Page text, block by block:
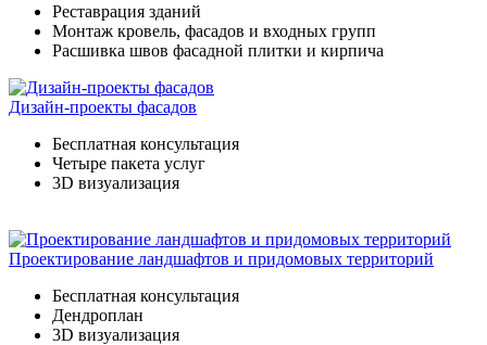
Реставрация зданий
Монтаж кровель, фасадов и входных групп
Расшивка швов фасадной плитки и кирпича
Дизайн-проекты фасадов
Бесплатная консультация
Четыре пакета услуг
3D визуализация
Проектирование ландшафтов и придомовых территорий
Бесплатная консультация
Дендроплан
3D визуализация